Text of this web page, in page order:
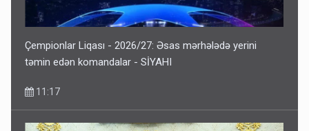
Çempionlar Liqası - 2026/27: Əsas mərhələdə yerini
təmin edən komandalar - SİYAHI
11:17